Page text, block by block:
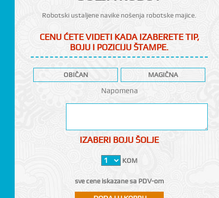
Robotski ustaljene navike nošenja robotske majice.
CENU ĆETE VIDETI KADA IZABERETE TIP,
BOJU I POZICIJU ŠTAMPE.
OBIČAN MAGIČNA
Napomena
IZABERI BOJU ŠOLJE
KOM
sve cene iskazane sa PDV-om